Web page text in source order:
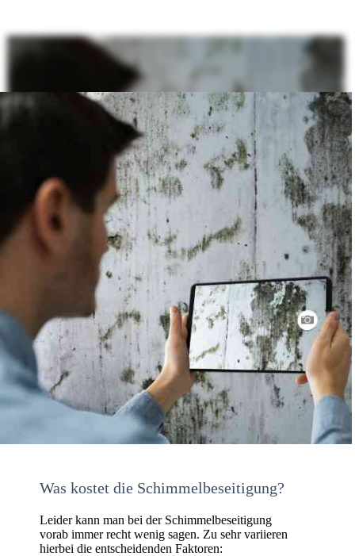
Was kostet die Schimmelbeseitigung?
Leider kann man bei der Schimmelbeseitigung
vorab immer recht wenig sagen. Zu sehr variieren
hierbei die entscheidenden Faktoren: